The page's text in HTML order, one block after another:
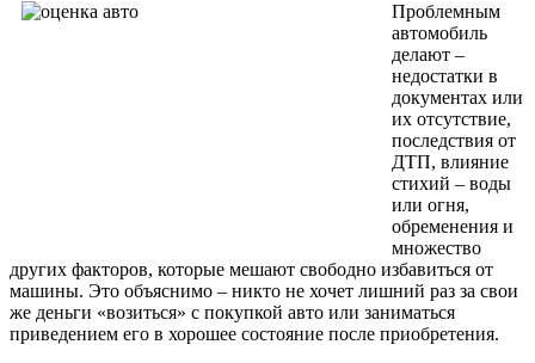
Проблемным
автомобиль
делают –
недостатки в
документах или
их отсутствие,
последствия от
ДТП, влияние
стихий – воды
или огня,
обременения и
множество
других факторов, которые мешают свободно избавиться от
машины. Это объяснимо – никто не хочет лишний раз за свои
же деньги «возиться» с покупкой авто или заниматься
приведением его в хорошее состояние после приобретения.